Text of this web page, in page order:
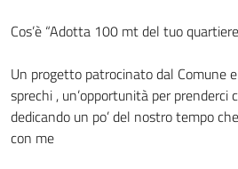
Cos’è “Adotta 100 mt del tuo
Un progetto patrocinato dal Comune
sprechi , un’opportunità per
dedicando un po’ del nostro tempo
con me